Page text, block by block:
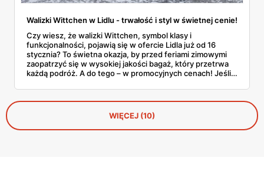
Walizki Wittchen w Lidlu - trwałość i styl w świetnej cenie!
Czy wiesz, że walizki Wittchen, symbol klasy i
funkcjonalności, pojawią się w ofercie Lidla już od 16
stycznia? To świetna okazja, by przed feriami zimowymi
zaopatrzyć się w wysokiej jakości bagaż, który przetrwa
każdą podróż. A do tego – w promocyjnych cenach! Jeśli
koniecznie sprawdź szczegóły tej promocji.
WIĘCEJ (10)